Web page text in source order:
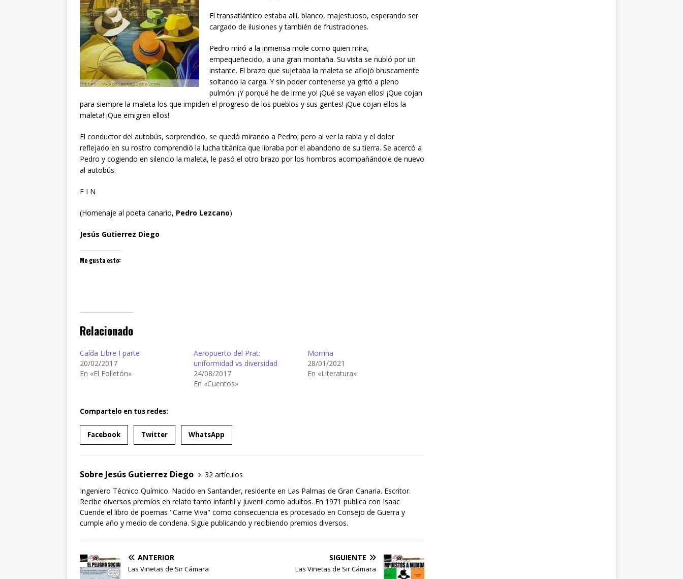
El transatlántico estaba allí, blanco, majestuoso, esperando ser
cargado de ilusiones y también de frustraciones.
Pedro miró a la inmensa mole como quien mira,
empequeñecido, a una gran montaña. Su vista se nubló por un
instante. El brazo que sujetaba la maleta se aflojó bruscamente
soltando la carga. Y sin poder contenerse ya gritó a pleno
pulmón: ¡Y porqué he de irme yo! ¡Qué se vayan ellos! ¡Que cojan
para siempre la maleta los que impiden el progreso de los pueblos y sus gentes! ¡Que cojan ellos la
maleta! ¡Que emigren ellos!
El conductor del autobús, sorprendido, se quedó mirando a Pedro; pero al ver la rabia y el dolor
reflejado en su rostro comprendió la lucha titánica que libraba por el abandono de su tierra. Se acercó a
Pedro y cogiendo en silencio la maleta, le pasó el otro brazo por los hombros acompañándole de nuevo
al autobús.
F I N
(Homenaje al poeta canario, Pedro Lezcano)
Jesús Gutierrez Diego
Me gusta esto:
Relacionado
Caída Libre I parte
20/02/2017
En «El Folletón»
Aeropuerto del Prat:
uniformidad vs diversidad
24/08/2017
En «Cuentos»
Morriña
28/01/2021
En «Literatura»
Compartelo en tus redes:
Facebook Twitter WhatsApp
Sobre Jesús Gutierrez Diego
32 artículos
Ingeniero Técnico Químico. Nacido en Santander, residente en Las Palmas de Gran Canaria. Escritor.
Recibe diversos premios en relato tanto infantil y juvenil como adultos. En 1971 publica con Isaac
Cuende el libro de poemas "Carne Viva" como consecuencia es procesado en Consejo de Guerra y
cumple año y medio de condena. Sigue publicando y recibiendo premios diversos.
ANTERIOR
Las Viñetas de Sir Cámara
SIGUIENTE
Las Viñetas de Sir Cámara